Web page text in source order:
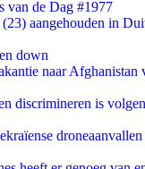
van de Dag #1977
aangehouden in
down
naar Afghanistan
discrimineren is